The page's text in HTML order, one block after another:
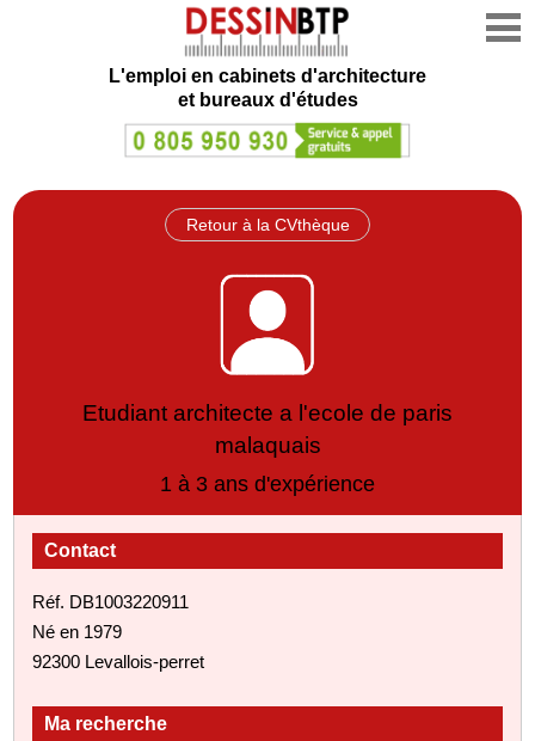
L'emploi en cabinets d'architecture
et bureaux d'études
Retour à la CVthèque
Etudiant architecte a l'ecole de paris
malaquais
1 à 3 ans d'expérience
Contact
Réf. DB1003220911
Né en 1979
92300 Levallois-perret
Ma recherche